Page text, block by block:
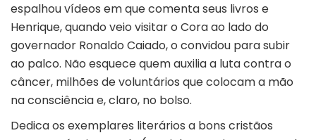
espalhou vídeos em que comenta seus livros e
Henrique, quando veio visitar o Cora ao lado do
governador Ronaldo Caiado, o convidou para subir
ao palco. Não esquece quem auxilia a luta contra o
câncer, milhões de voluntários que colocam a mão
na consciência e, claro, no bolso.
Dedica os exemplares literários a bons cristãos